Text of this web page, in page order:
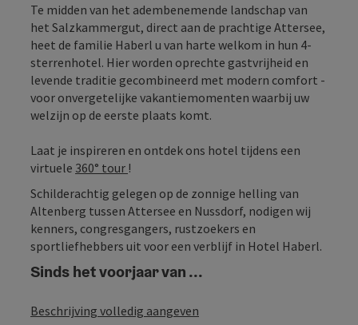
Te midden van het adembenemende landschap van
het Salzkammergut, direct aan de prachtige Attersee,
heet de familie Haberl u van harte welkom in hun 4-
sterrenhotel. Hier worden oprechte gastvrijheid en
levende traditie gecombineerd met modern comfort -
voor onvergetelijke vakantiemomenten waarbij uw
welzijn op de eerste plaats komt.
Laat je inspireren en ontdek ons hotel tijdens een
virtuele 360° tour !
Schilderachtig gelegen op de zonnige helling van
Altenberg tussen Attersee en Nussdorf, nodigen wij
kenners, congresgangers, rustzoekers en
sportliefhebbers uit voor een verblijf in Hotel Haberl.
Sinds het voorjaar van ...
Beschrijving volledig aangeven